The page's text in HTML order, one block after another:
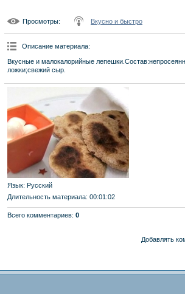
Просмотры: Вкусно и быстро
Описание материала:
Вкусные и малокалорийные
ложки;свежий сыр.
Язык: Русский
Длительность материала: 00:01:02
Всего комментариев: 0
Добавлять